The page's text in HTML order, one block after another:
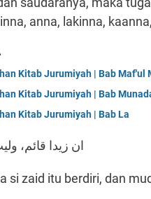
anna, lakinna,
Kitab Jurumiyah | Bab Maf'ul
Kitab Jurumiyah | Bab
Kitab Jurumiyah | Bab La
ان زيدا قائم،
si zaid itu berdiri, dan